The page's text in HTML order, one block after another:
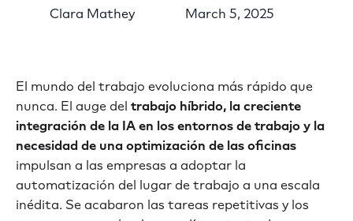
Clara Mathey March 5, 2025
El mundo del trabajo evoluciona más rápido que
nunca. El auge del trabajo híbrido, la creciente
integración de la IA en los entornos de trabajo y la
necesidad de una optimización de las oficinas
impulsan a las empresas a adoptar la
automatización del lugar de trabajo a una escala
inédita. Se acabaron las tareas repetitivas y los